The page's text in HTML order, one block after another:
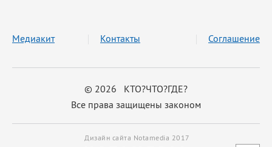
© 2026 КТО?ЧТО?ГДЕ?
Все права защищены законом
Медиакит Контакты Соглашение
Дизайн сайта Notamedia 2017